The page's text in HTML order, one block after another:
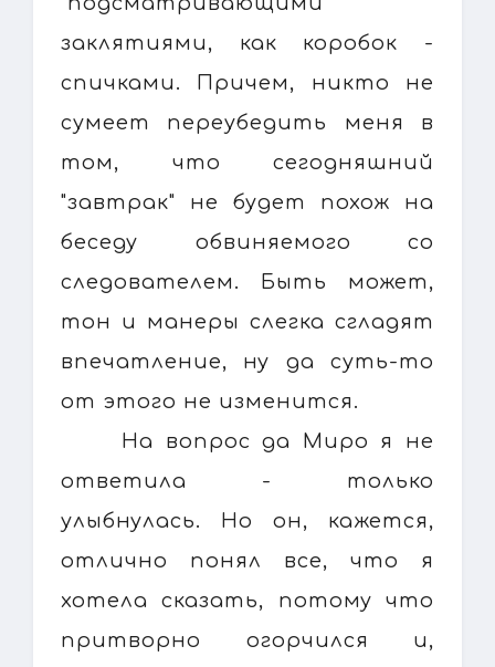
заклятиями, как коробок -
спичками. Причем, никто не
сумеет переубедить меня в
том, что сегодняшний
"завтрак" не будет похож на
беседу обвиняемого со
следователем. Быть может,
тон и манеры слегка сгладят
впечатление, ну да суть-то
от этого не изменится.
На вопрос да Миро я не
ответила - только
улыбнулась. Но он, кажется,
отлично понял все, что я
хотела сказать, потому что
притворно огорчился и,